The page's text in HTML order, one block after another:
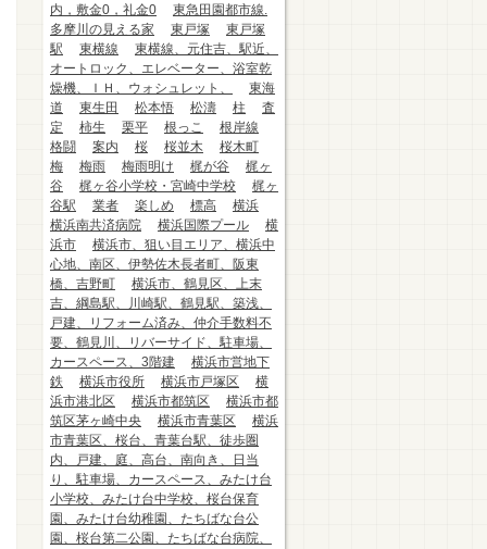
内，敷金0，礼金0
東急田園都市線.
多摩川の見える家
東戸塚
東戸塚
駅
東横線
東横線、元住吉、駅近、
オートロック、エレベーター、浴室乾
燥機、ＩＨ、ウォシュレット、
東海
道
東生田 松本悟 松濤 柱
査
定
柿生 栗平 根っこ
根岸線
格闘
案内 桜 桜並木
桜木町
梅
梅雨 梅雨明け 梶が谷
梶ヶ
谷
梶ヶ谷小学校・宮崎中学校
梶ヶ
谷駅
業者 楽しめ 標高
横浜
横浜南共済病院
横浜国際プール
横
浜市
横浜市、狙い目エリア、横浜中
心地、南区、伊勢佐木長者町、阪東
橋、吉野町
横浜市、鶴見区、上末
吉、綱島駅、川崎駅、鶴見駅、築浅、
戸建、リフォーム済み、仲介手数料不
要、鶴見川、リバーサイド、駐車場、
カースペース、3階建
横浜市営地下
鉄
横浜市役所 横浜市戸塚区
横
浜市港北区
横浜市都筑区
横浜市都
筑区茅ヶ崎中央
横浜市青葉区
横浜
市青葉区、桜台、青葉台駅、徒歩圏
内、戸建、庭、高台、南向き、日当
り、駐車場、カースペース、みたけ台
小学校、みたけ台中学校、桜台保育
園、みたけ台幼稚園、たちばな台公
園、桜台第二公園、たちばな台病院、